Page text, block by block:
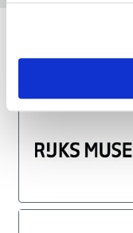
Wij werken o.a.